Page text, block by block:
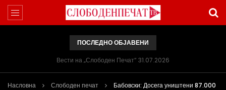
ПОСЛЕДНО ОБЈАВЕНИ
Вести на „Слободен Печат“ 31.07.2026
Насловна Слободен печат
Бабовски: Досега уништени 87.000